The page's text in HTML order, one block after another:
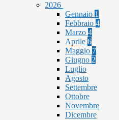
2026
Gennaio 1
Febbraio 4
Marzo 4
Aprile 6
Maggio 7
Giugno 2
Luglio
Agosto
Settembre
Ottobre
Novembre
Dicembre